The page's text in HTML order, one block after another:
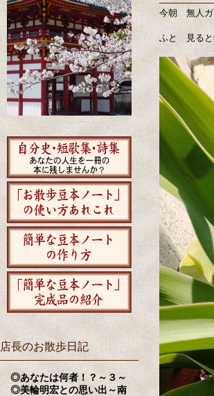
店長のお散歩日記
◎あなたは何者！？～３～
◎美輪明宏との思い出～南
今朝 無人ガ
ふと 見ると